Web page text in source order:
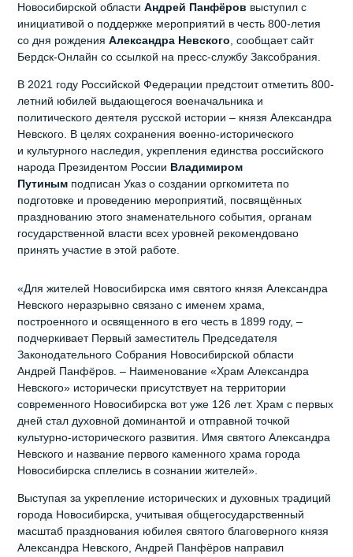
Новосибирской областиАндрей Панфёров выступил с
инициативой о поддержке мероприятий в честь 800-летия
со дня рожденияАлександра Невского, сообщает сайт
Бердск-Онлайн со ссылкой на пресс-службу Заксобрания.
В 2021 году Российской Федерации предстоит отметить 800-
летний юбилей выдающегося военачальника и
политического деятеля русской истории – князя Александра
Невского. В целях сохранения военно-исторического
и культурного наследия, укрепления единства российского
народа Президентом России Владимиром
Путиным подписан Указ о создании оргкомитета по
подготовке и проведению мероприятий, посвящённых
празднованию этого знаменательного события, органам
государственной власти всех уровней рекомендовано
принять участие в этой работе.
«Для жителей Новосибирска имя святого князя Александра
Невского неразрывно связано с именем храма,
построенного и освященного в его честь в 1899 году, –
подчеркивает Первый заместитель Председателя
Законодательного Собрания Новосибирской области
Андрей Панфёров. – Наименование «Храм Александра
Невского» исторически присутствует на территории
современного Новосибирска вот уже 126 лет. Храм с первых
дней стал духовной доминантой и отправной точкой
культурно-исторического развития. Имя святого Александра
Невского и название первого каменного храма города
Новосибирска сплелись в сознании жителей».
Выступая за укрепление исторических и духовных традиций
города Новосибирска, учитывая общегосударственный
масштаб празднования юбилея святого благоверного князя
Александра Невского, Андрей Панфёров направил